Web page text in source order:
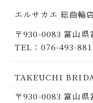
エルサカエ 総曲輪
〒930-0083 富山県
TEL：076-493-
TAKEUCHI
〒930-0083 富山県